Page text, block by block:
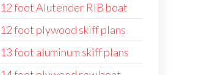
12 foot Alutender RIB boat
12 foot plywood skiff plans
13 foot aluminum skiff plans